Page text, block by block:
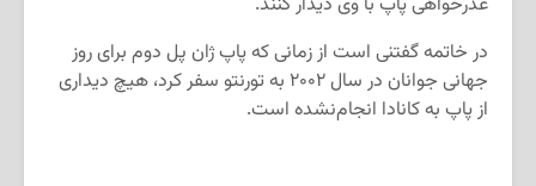
در خاتمه گفتنی است از زمانی که پاپ ژان پل دوم برای روز
جهانی جوانان در سال ۲۰۰۲ به تورنتو سفر کرد، هیچ دیداری
از پاپ به کانادا انجام‌نشده است.